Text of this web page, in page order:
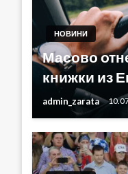
НОВИНИ
Масово
книжки из
admin_zarata